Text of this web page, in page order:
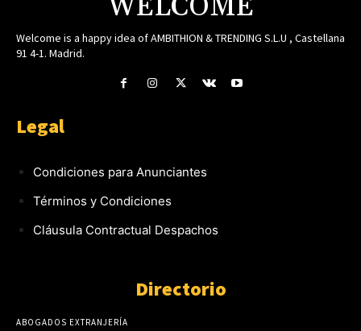
Welcome is a happy idea of AMBITHION & TRENDING S.L.U , Castellana
91 4-1. Madrid.
Legal
Condiciones para Anunciantes
Términos y Condiciones
Cláusula Contractual Despachos
Directorio
ABOGADOS EXTRANJERÍA